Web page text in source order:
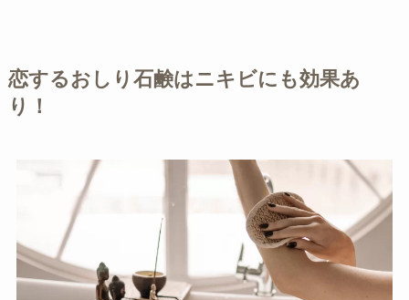
恋するおしり石鹸はニキビにも効果あ
り！